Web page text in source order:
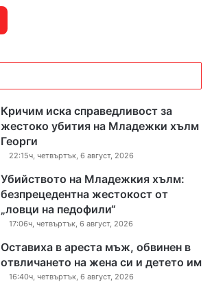
Кричим иска справедливост за
жестоко убития на Младежки хълм
Георги
22:15ч, четвъртък, 6 август, 2026
Убийството на Младежкия хълм:
безпрецедентна жестокост от
„ловци на педофили“
17:06ч, четвъртък, 6 август, 2026
Оставиха в ареста мъж, обвинен в
отвличането на жена си и детето им
16:40ч, четвъртък, 6 август, 2026